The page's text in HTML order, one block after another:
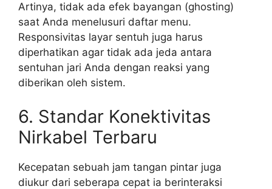
Artinya, tidak ada efek bayangan (ghosting)
saat Anda menelusuri daftar menu.
Responsivitas layar sentuh juga harus
diperhatikan agar tidak ada jeda antara
sentuhan jari Anda dengan reaksi yang
diberikan oleh sistem.
6. Standar Konektivitas
Nirkabel Terbaru
Kecepatan sebuah jam tangan pintar juga
diukur dari seberapa cepat ia berinteraksi